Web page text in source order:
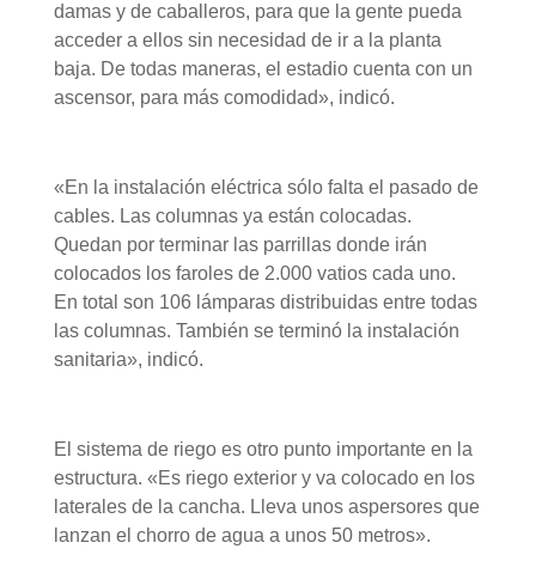
damas y de caballeros, para que la gente pueda
acceder a ellos sin necesidad de ir a la planta
baja. De todas maneras, el estadio cuenta con un
ascensor, para más comodidad», indicó.
«En la instalación eléctrica sólo falta el pasado de
cables. Las columnas ya están colocadas.
Quedan por terminar las parrillas donde irán
colocados los faroles de 2.000 vatios cada uno.
En total son 106 lámparas distribuidas entre todas
las columnas. También se terminó la instalación
sanitaria», indicó.
El sistema de riego es otro punto importante en la
estructura. «Es riego exterior y va colocado en los
laterales de la cancha. Lleva unos aspersores que
lanzan el chorro de agua a unos 50 metros».